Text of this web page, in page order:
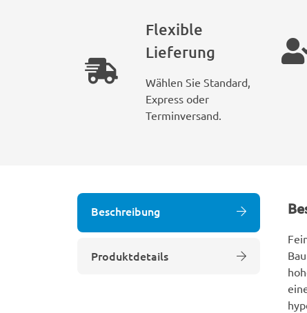
Flexible
Lieferung
Wählen Sie Standard,
Express oder
Terminversand.
Beschreibung
Produktdetails